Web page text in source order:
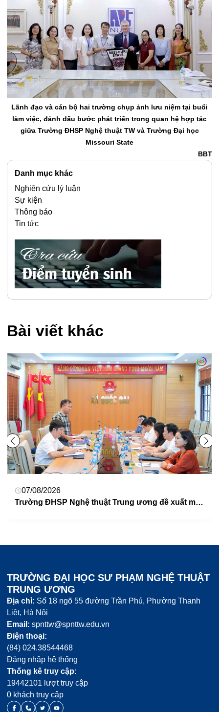
Lãnh đạo và cán bộ hai trường chụp ảnh lưu niệm tại buổi
làm việc, đánh dấu bước phát triển trong quan hệ hợp tác
giữa Trường ĐHSP Nghệ thuật TW và Trường Đại học
Missouri State
BBT
Danh mục khác
Nghiên cứu lý luận
Sự kiện
Thông báo
Tin tức
Bài viết khác
08/2026
Trường ĐHSP Nghệ thuật Trung ương đề xuất mở rộng cơ sở mới khoảng 25ha tại xã Quốc Oai – Thành phố Hà Nội.
TRƯỜNG ĐẠI HỌC SƯ PHẠM NGHỆ THUẬT
TRUNG ƯƠNG
Địa chỉ: Số 18 ngõ 55 đường Trần Phú, Phường Thanh
Liệt, Hà Nội
Email: spnttw@spnttw.edu.vn
Điện thoại:
(84) 024.38544468
Đăng nhập hệ thống
Thống kê truy cập:
19442101 lượt truy cập
0 khách truy cập